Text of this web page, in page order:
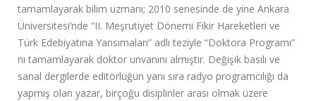
tamamlayarak bilim uzmanı; 2010 senesinde de yine Ankara
Üniversitesi’nde “II. Meşrutiyet Dönemi Fikir Hareketleri ve
Türk Edebiyatına Yansımaları” adlı teziyle “Doktora Programı”
nı tamamlayarak doktor unvanını almıştır. Değişik basılı ve
sanal dergilerde editörlüğün yanı sıra radyo programcılığı da
yapmış olan yazar, birçoğu disiplinler arası olmak üzere